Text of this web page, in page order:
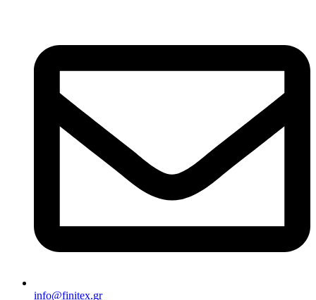
info@finitex.gr